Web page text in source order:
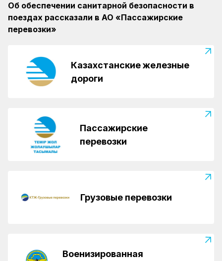
Об обеспечении санитарной безопасности в
поездах рассказали в АО «Пассажирские
перевозки»
Казахстанские железные
дороги
Пассажирские
перевозки
Грузовые перевозки
Военизированная